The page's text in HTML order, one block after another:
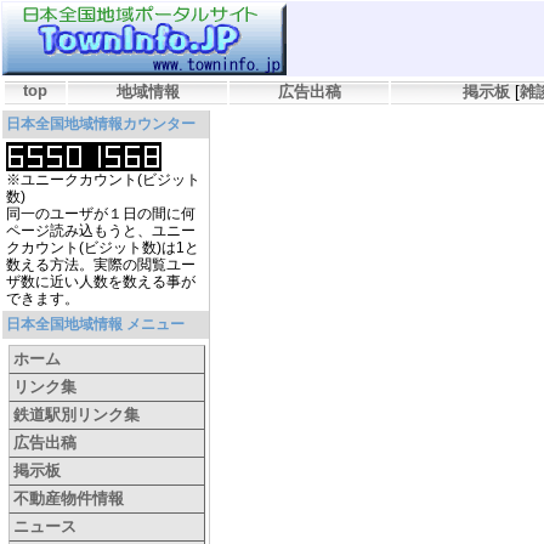
top 地域情報 広告出稿 掲示板 [雑
日本全国地域情報カウンター
※ユニークカウント(ビジット
数)
同一のユーザが１日の間に何
ページ読み込もうと、ユニー
クカウント(ビジット数)は1と
数える方法。実際の閲覧ユー
ザ数に近い人数を数える事が
できます。
日本全国地域情報 メニュー
ホーム
リンク集
鉄道駅別リンク集
広告出稿
掲示板
不動産物件情報
ニュース